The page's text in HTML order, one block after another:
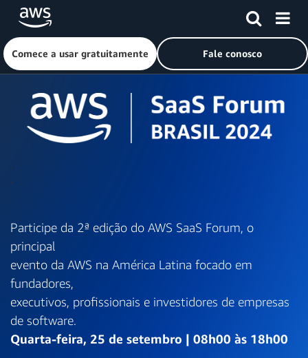
Comece a usar gratuitamente
Fale conosco
.
.
.
Participe da 2ª edição do AWS SaaS Forum, o
principal
evento da AWS na América Latina focado em
fundadores,
executivos, profissionais e investidores de empresas
de software.
Quarta-feira, 25 de setembro | 08h00 às 18h00